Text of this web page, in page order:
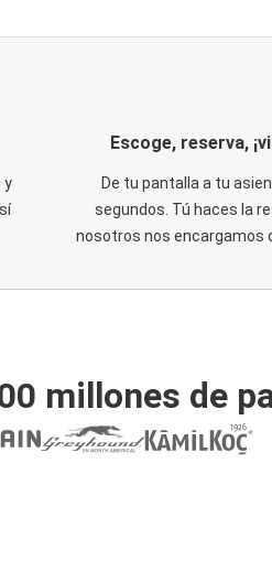
y
Escoge, reserva,
De tu pantalla a tu
segundos. Tú haces la
nosotros nos encargamos
millones de